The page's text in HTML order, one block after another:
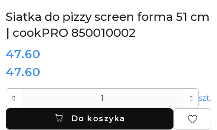
Siatka do pizzy screen forma 51 cm
| cookPRO 850010002
cena:
47.60
Cena:
47.60
szt.
Do koszyka